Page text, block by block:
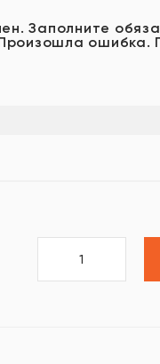
Заполните
ошибка.